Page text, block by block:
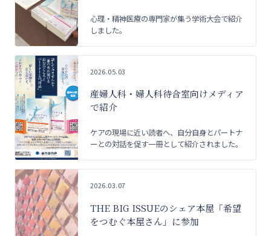
心理・精神医療の専門家が集う学術大会で紹介
しました。
2026.05.03
産婦人科・婦人科待合室向けメディア
で紹介
ケアの現場に近い読者へ、自分自身とパートナ
ーとの対話を促す一冊として紹介されました。
2026.03.07
THE BIG ISSUEのシェア本屋「希望
をつむぐ本屋さん」に参加